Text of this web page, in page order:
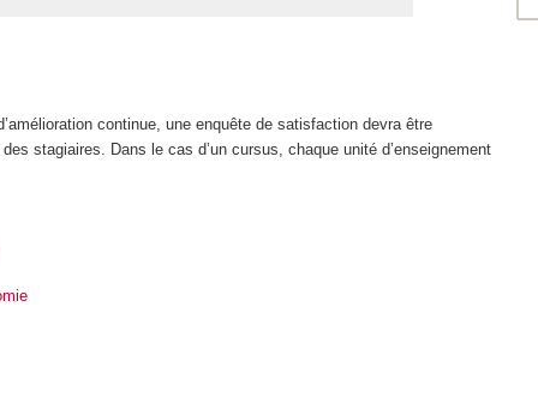
continue, une enquête de satisfaction devra être
stagiaires. Dans le cas d’un cursus, chaque unité d’enseignement